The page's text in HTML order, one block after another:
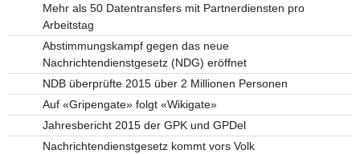
Mehr als 50 Datentransfers mit Partnerdiensten pro
Arbeitstag
Abstimmungskampf gegen das neue
Nachrichtendienstgesetz (NDG) eröffnet
NDB überprüfte 2015 über 2 Millionen Personen
Auf «Gripengate» folgt «Wikigate»
Jahresbericht 2015 der GPK und GPDel
Nachrichtendienstgesetz kommt vors Volk